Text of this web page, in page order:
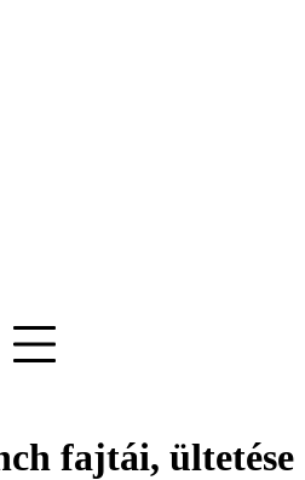
fajtái, ültetése